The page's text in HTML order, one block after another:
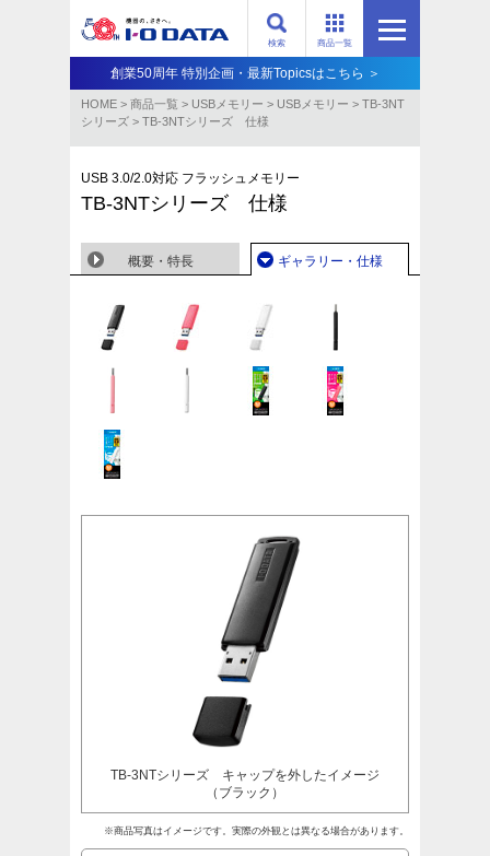
商品一覧
検索
創業50周年 特別企画・最新Topicsはこちら ＞
HOME > 商品一覧 > USBメモリー > USBメモリー > TB-3NT
シリーズ > TB-3NTシリーズ 仕様
USB 3.0/2.0対応 フラッシュメモリー
TB-3NTシリーズ 仕様
概要・特長 ギャラリー・仕様
TB-3NTシリーズ キャップを外したイメージ
（ブラック）
※商品写真はイメージです。実際の外観とは異なる場合があります。